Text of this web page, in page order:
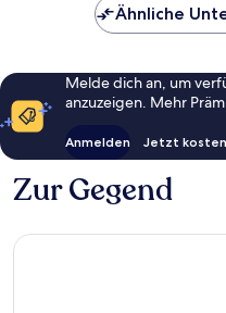
Ähnliche
Melde dich an, um
anzuzeigen. Mehr
Anmelden Jetzt
Zur Gegend